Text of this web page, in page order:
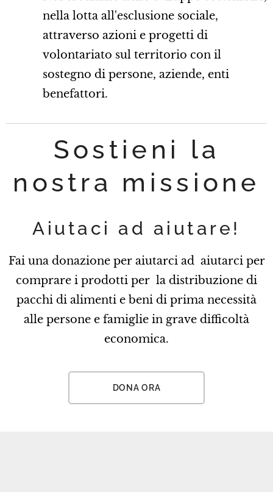
nella lotta all'esclusione sociale,
attraverso azioni e progetti di
volontariato sul territorio con il
sostegno di persone, aziende, enti
benefattori.
Sostieni la
nostra missione
Aiutaci ad aiutare!
Fai una donazione per aiutarci ad aiutarci per
comprare i prodotti per la distribuzione di
pacchi di alimenti e beni di prima necessità
alle persone e famiglie in grave difficoltà
economica.
DONA ORA